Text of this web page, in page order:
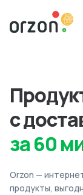
с
за 60
Orzon —
продукты,